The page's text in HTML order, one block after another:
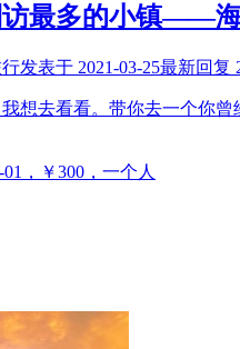
访最多的小镇——
发表于 2021-03-25最新回复
想去看看。带你去一个你
，￥300 ，一个人